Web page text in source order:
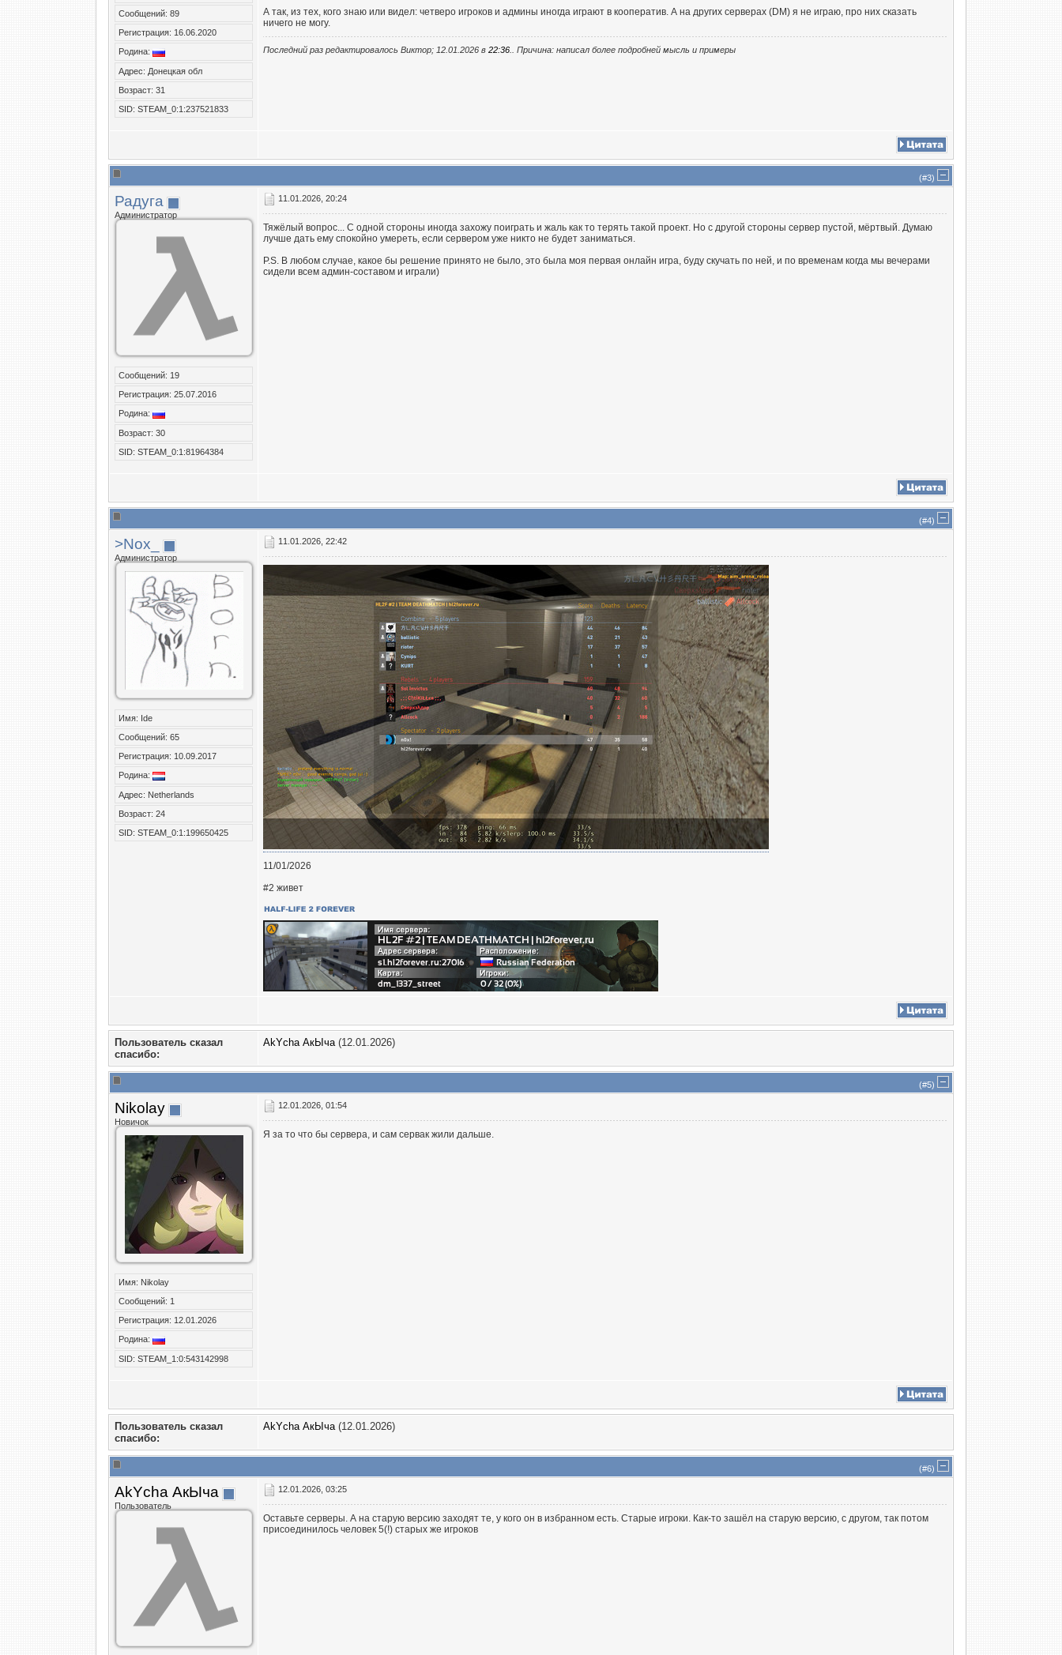
Сообщений: 89
Регистрация: 16.06.2020
Родина:
Адрес: Донецкая обл
Возраст: 31
SID: STEAM_0:1:237521833
А так, из тех, кого знаю или видел: четверо игроков и админы иногда играют в кооператив. А на других серверах (DM) я не играю, про них сказать
ничего не могу.
Последний раз редактировалось Виктор; 12.01.2026 в 22:36 .. Причина: написал более подробней мысль и примеры
(#3)
Радуга
Администратор
Сообщений: 19
Регистрация: 25.07.2016
Родина:
Возраст: 30
SID: STEAM_0:1:81964384
11.01.2026, 20:24
Тяжёлый вопрос... С одной стороны иногда захожу поиграть и жаль как то терять такой проект. Но с другой стороны сервер пустой, мёртвый. Думаю
лучше дать ему спокойно умереть, если сервером уже никто не будет заниматься.
P.S. В любом случае, какое бы решение принято не было, это была моя первая онлайн игра, буду скучать по ней, и по временам когда мы вечерами
сидели всем админ-составом и играли)
(#4)
>Nox_
Администратор
Имя: Ide
Сообщений: 65
Регистрация: 10.09.2017
Родина:
Адрес: Netherlands
Возраст: 24
SID: STEAM_0:1:199650425
11.01.2026, 22:42
11/01/2026
#2 живет
Пользователь сказал
cпасибо:
AkYcha АкЫча(12.01.2026)
(#5)
Nikolay
Новичок
Имя: Nikolay
Сообщений: 1
Регистрация: 12.01.2026
Родина:
SID: STEAM_1:0:543142998
12.01.2026, 01:54
Я за то что бы сервера, и сам сервак жили дальше.
Пользователь сказал
cпасибо:
AkYcha АкЫча(12.01.2026)
(#6)
AkYcha АкЫча
Пользователь
12.01.2026, 03:25
Оставьте серверы. А на старую версию заходят те, у кого он в избранном есть. Старые игроки. Как-то зашёл на старую версию, с другом, так потом
присоединилось человек 5(!) старых же игроков